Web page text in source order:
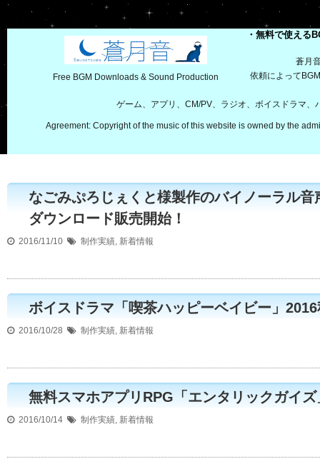
Free BGM Downloads & Sound Production
・無料で使える
蒼月
依頼によって
ゲーム、アプリ、CM/PV、ラジオ、ボイスドラマ
Agreement: Copyright of the music of this website is owned by the
なごみぷろじぇくと様製作のバイノーラル
ダウンロード販売開始！
2016/11/10 制作実績, 新着情報
ボイスドラマ「喫茶ハッピーベイビー」
2016/10/28 制作実績, 新着情報
無料スマホアプリRPG「エンタリックガイ
2016/10/14 制作実績, 新着情報